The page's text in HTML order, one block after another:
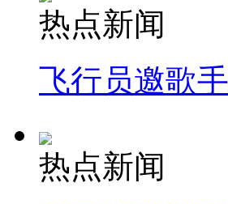
热点新闻
飞行员邀歌
热点新闻